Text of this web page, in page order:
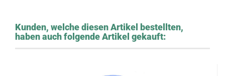
Kunden, welche diesen Artikel bestellten,
haben auch folgende Artikel gekauft: